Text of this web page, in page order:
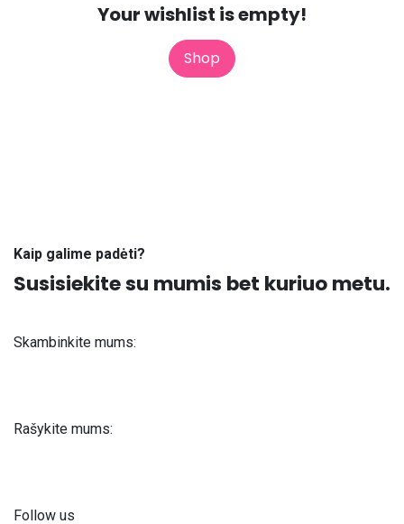
Your wishlist is empty!
Shop
Kaip galime padėti?
Susisiekite su mumis bet kuriuo metu.
Skambinkite mums:
Rašykite mums:
Follow us